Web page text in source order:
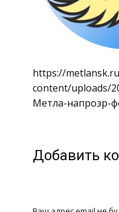
https://
content/uploads/
Метла-напрозр-
Добавить